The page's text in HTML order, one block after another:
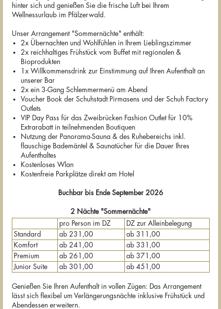
hinter sich und genießen Sie die frische Luft bei Ihrem
Wellnessurlaub im Pfälzerwald.
Unser Arrangement "Sommernächte" enthält:
2x Übernachten und Wohlfühlen in Ihrem Lieblingszimmer
2x reichhaltiges Frühstück vom Buffet mit regionalen &
Bioprodukten
1x Willkommensdrink zur Einstimmung auf Ihren Aufenthalt an
unserer Bar
2x ein 3-Gang Schlemmermenü am Abend
Voucher Book der Schuhstadt Pirmasens und der Schuh Factory
Outlets
VIP Day Pass für das Zweibrücken Fashion Outlet für 10%
Extrarabatt in teilnehmenden Boutiquen
Nutzung der Panorama-Sauna & des Ruhebereichs inkl.
flauschige Bademäntel & Saunatücher für die Dauer Ihres
Aufenthaltes
Kostenloses Wlan
Kostenfreie Parkplätze direkt am Hotel
Buchbar bis Ende September 2026
2 Nächte "Sommernächte"
pro Person im DZ
DZ zur Alleinbelegung
Standard
ab 231,00
ab 311,00
Komfort
ab 241,00
ab 331,00
Premium
ab 261,00
ab 371,00
Junior Suite
ab 301,00 ab 451,00
Genießen Sie Ihren Aufenthalt in vollen Zügen: Das Arrangement
lässt sich flexibel um Verlängerungsnächte inklusive Frühstück und
Abendessen erweitern.